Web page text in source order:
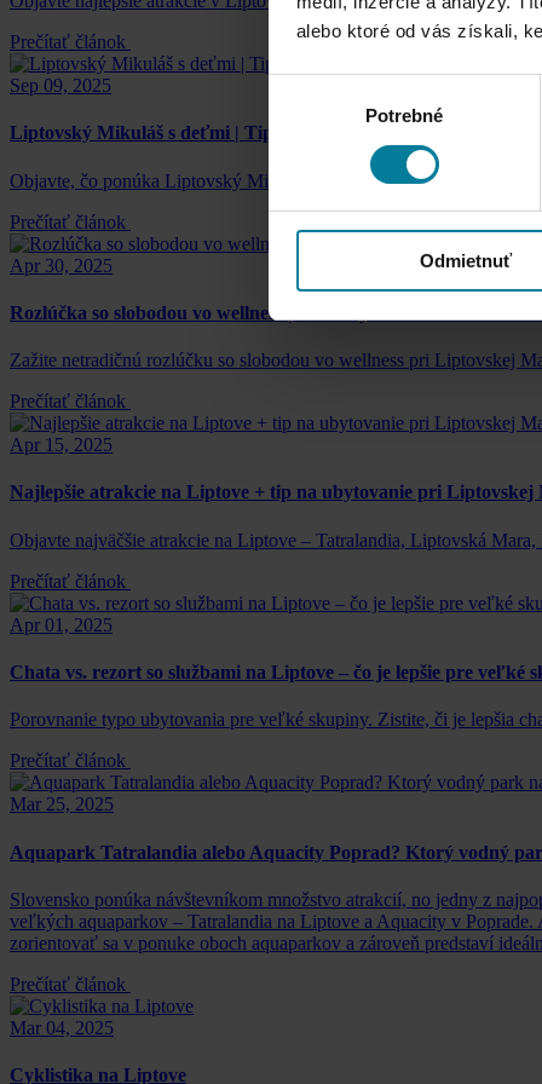
alebo ktoré od vás získali,
Potrebné
Odmietnuť
Prečítať článok
Sep 09, 2025
Liptovský Mikuláš s deťmi | Tipy na rodinné atrakcie
Objavte, čo ponúka Liptovský Mikuláš s deťmi – Tatralandia, Zoo
Prečítať článok
Apr 30, 2025
Rozlúčka so slobodou vo wellness | Privátny wellness Maladinovo
Zažite netradičnú rozlúčku so slobodou vo wellness pri Liptovskej
Prečítať článok
Apr 15, 2025
Najlepšie atrakcie na Liptove + tip na ubytovanie pri Liptovskej
Objavte najväčšie atrakcie na Liptove – Tatralandia, Liptovská
Prečítať článok
Apr 01, 2025
Chata vs. rezort so službami na Liptove – čo je lepšie pre veľké
Porovnanie typo ubytovania pre veľké skupiny. Zistite, či je lepšia
Prečítať článok
Mar 25, 2025
Aquapark Tatralandia alebo Aquacity Poprad? Ktorý vodný
Slovensko ponúka návštevníkom množstvo atrakcií, no jedny z
veľkých aquaparkov – Tatralandia na Liptove a Aquacity v
zorientovať sa v ponuke oboch aquaparkov a zároveň predstaví
Prečítať článok
Mar 04, 2025
Cyklistika na Liptove